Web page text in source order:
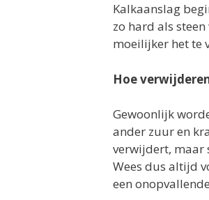
Kalkaanslag
zo hard als
moeilijker het te
Hoe
Gewoonlijk
ander zuur en
verwijdert, maar
Wees dus altijd
een